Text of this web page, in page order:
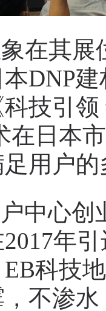
在其
DNP
技引
在日本
用户
中心创
年
科技
不渗